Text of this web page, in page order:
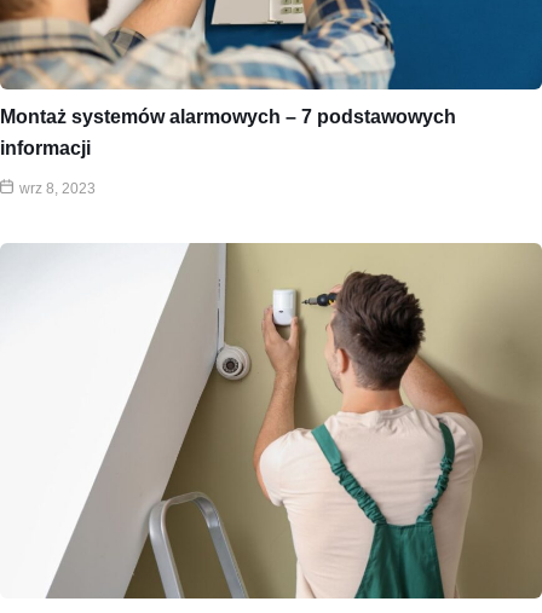
Montaż systemów alarmowych – 7 podstawowych
informacji
wrz 8, 2023